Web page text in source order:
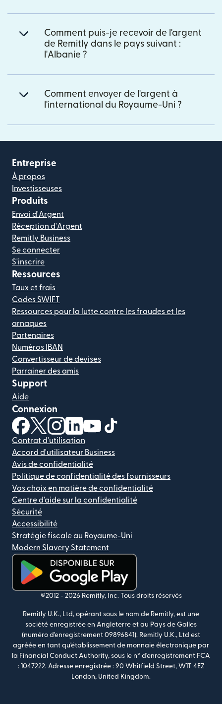
Comment puis-je recevoir de l'argent
de Remitly dans le pays suivant :
l'Albanie ?
Comment envoyer de l'argent à
l'international du Royaume-Uni ?
Entreprise
À propos
Investisseuses
Produits
Envoi d'Argent
Réception d'Argent
Remitly Business
Se connecter
S'inscrire
Ressources
Taux et frais
Codes SWIFT
Ressources pour la lutte contre les fraudes et les
arnaques
Partenaires
Numéros IBAN
Convertisseur de devises
Parrainer des amis
Support
Aide
Connexion
(s'ouvre dans une nouvelle fenêtre)
(s'ouvre dans une nouvelle fenêtre)
(s'ouvre dans une nouvelle fenêtre)
(s'ouvre dans une nouvelle fenêtre)
(s'ouvre dans une nouvelle
Contrat d'utilisation
Accord d'utilisateur Business
Avis de confidentialité
Politique de confidentialité des fournisseurs
Vos choix en matière de confidentialité
Centre d'aide sur la confidentialité
Sécurité
Accessibilité
Stratégie fiscale au Royaume-Uni
Modern Slavery Statement
(s'ouvre dans une nouvelle fenêtre)
©2012 - 2026 Remitly, Inc. Tous droits réservés
Remitly U.K., Ltd, opérant sous le nom de Remitly, est une
société enregistrée en Angleterre et au Pays de Galles
(numéro d'enregistrement 09896841). Remitly U.K., Ltd est
agréée en tant qu'établissement de monnaie électronique par
la Financial Conduct Authority, sous le n° d'enregistrement FCA
: 1047222. Adresse enregistrée : 90 Whitfield Street, W1T 4EZ
London, United Kingdom.